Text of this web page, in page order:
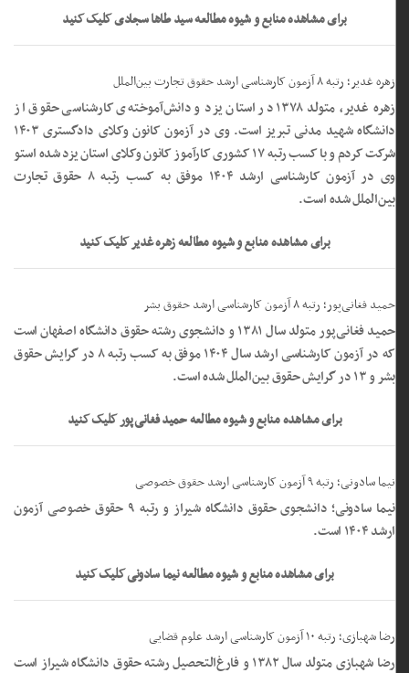
برای مشاهده منابع و شیوه مطالعه سید طاها سجادی کلیک کنید
زهره غدیر؛ رتبه ۸ آزمون کارشناسی ارشد حقوق تجارت بین‌الملل
زهره غدیر، متولد ۱۳۷۸ در استان یزد و دانش‌آموخته‌ی کارشناسی حقوق از
دانشگاه شهید مدنی تبریز است. وی در آزمون کانون وکلای دادگستری ۱۴۰۳
شرکت کردم و با کسب رتبه ۱۷ کشوری کارآموز کانون وکلای استان یزد شده استو
وی در آزمون کارشناسی ارشد ۱۴۰۴ موفق به کسب رتبه ۸ حقوق تجارت
بین‌الملل شده است.
برای مشاهده منابع و شیوه مطالعه زهره غدیر کلیک کنید
حمید فغانی‌پور؛ رتبه ۸ آزمون کارشناسی ارشد حقوق بشر
حمید فغانی‌پور متولد سال ۱۳۸۱ و دانشجوی رشته حقوق دانشگاه اصفهان است
که در آزمون کارشناسی ارشد سال ۱۴۰۴ موفق به کسب رتبه ۸ در گرایش حقوق
بشر و ۱۳ در گرایش حقوق بین‌الملل شده است.
برای مشاهده منابع و شیوه مطالعه حمید فغانی‌پور کلیک کنید
نیما سادونی؛ رتبه ۹ آزمون کارشناسی ارشد حقوق خصوصی
نیما سادونی؛ دانشجوی حقوق دانشگاه شیراز و رتبه ۹ حقوق خصوصی آزمون
ارشد ۱۴۰۴ است.
برای مشاهده منابع و شیوه مطالعه نیما سادونی کلیک کنید
رضا شهبازی؛ رتبه ۱۰ آزمون کارشناسی ارشد علوم قضایی
رضا شهبازی متولد سال ۱۳۸۲ و فارغ‌التحصیل رشته حقوق دانشگاه شیراز است